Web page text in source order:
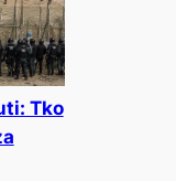
Tko